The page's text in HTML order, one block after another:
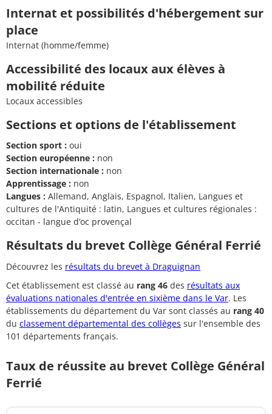
Internat et possibilités d'hébergement sur
place
Internat (homme/femme)
Accessibilité des locaux aux élèves à
mobilité réduite
Locaux accessibles
Sections et options de l'établissement
Section sport : oui
Section européenne : non
Section internationale : non
Apprentissage : non
Langues : Allemand, Anglais, Espagnol, Italien, Langues et
cultures de l'Antiquité : latin, Langues et cultures régionales :
occitan - langue d’oc provençal
Résultats du brevet Collège Général Ferrié
Découvrez les résultats du brevet à Draguignan
Cet établissement est classé au rang 46 des résultats aux
évaluations nationales d'entrée en sixième dans le Var. Les
établissements du département du Var sont classés au rang 40
du classement départemental des collèges sur l'ensemble des
101 départements français.
Taux de réussite au brevet Collège Général
Ferrié